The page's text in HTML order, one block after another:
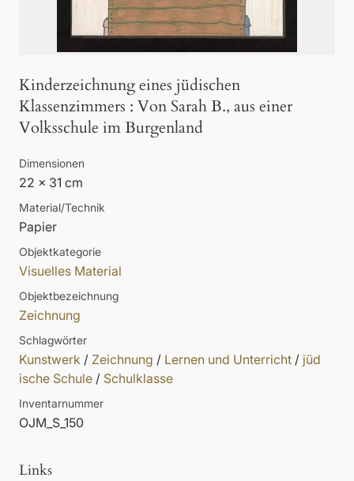
Kinderzeichnung eines jüdischen
Klassenzimmers : Von Sarah B., aus einer
Volksschule im Burgenland
Dimensionen
22 x 31 cm
Material/Technik
Papier
Objektkategorie
Visuelles Material
Objektbezeichnung
Zeichnung
Schlagwörter
Kunstwerk / Zeichnung / Lernen und Unterricht / jüd
ische Schule / Schulklasse
Inventarnummer
OJM_S_150
Links